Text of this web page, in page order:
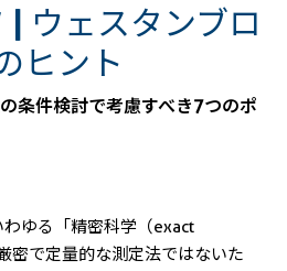
| ウェスタンブロ
ヒント
条件検討で考慮すべき7つのポ
ゆる「精密科学（exact
密で定量的な測定法ではないた